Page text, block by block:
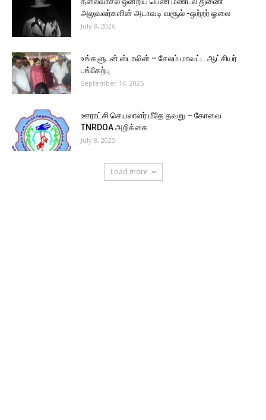
அலுவலர்களின் அடாவடி வசூல் -ஒற்றர் ஓலை
July 8, 2026
உங்களுடன் ஸ்டாலின் – சேலம் மாவட்ட ஆட்சியர்
பங்கேற்பு
September 14, 2025
ஊராட்சி செயலாளர் மீதே தவறு – கோவை
TNRDOA அறிக்கை
July 8, 2025
Load more